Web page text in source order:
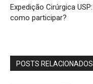
Expedição Cirúrgica USP:
como participar?
POSTS RELACIONADOS